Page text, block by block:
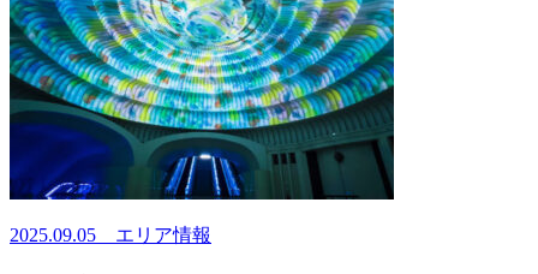
2025.09.05 エリア情報